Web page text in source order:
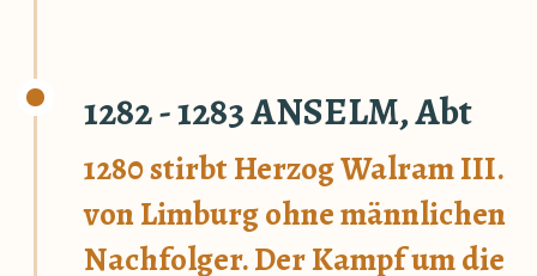
1282 - 1283 ANSELM, Abt
1280 stirbt Herzog Walram III.
von Limburg ohne männlichen
Nachfolger. Der Kampf um die